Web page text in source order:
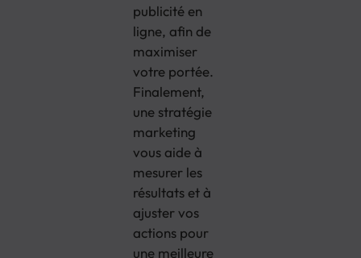
publicité en
ligne, afin de
maximiser
votre portée.
Finalement,
une stratégie
marketing
vous aide à
mesurer les
résultats et à
ajuster vos
actions pour
une meilleure